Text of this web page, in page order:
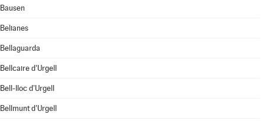
Bausen
Belianes
Bellaguarda
Bellcaire d'Urgell
Bell-lloc d'Urgell
Bellmunt d'Urgell